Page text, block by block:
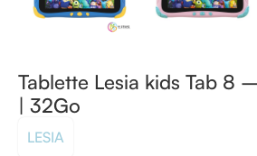
Tablette Lesia kids Tab 8
| 32Go
LESIA